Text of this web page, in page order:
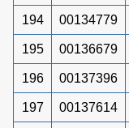
194 00134779
195 00136679
196 00137396
197 00137614